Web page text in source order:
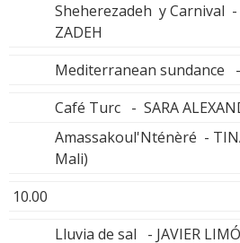
Sheherezadeh y Carnival -
ZADEH
Mediterranean sundance -
Café Turc - SARA
Amassakoul'Nténèré -
Mali)
10.00
Lluvia de sal - JAVIER